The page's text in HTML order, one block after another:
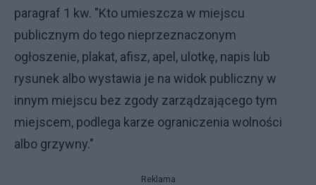
paragraf 1 kw. "Kto umieszcza w miejscu
publicznym do tego nieprzeznaczonym
ogłoszenie, plakat, afisz, apel, ulotkę, napis lub
rysunek albo wystawia je na widok publiczny w
innym miejscu bez zgody zarządzającego tym
miejscem, podlega karze ograniczenia wolności
albo grzywny."
Reklama